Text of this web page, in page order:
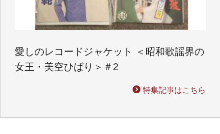
愛しのレコードジャケット ＜昭和歌謡界の
女王・美空ひばり＞＃2
特集記事はこちら